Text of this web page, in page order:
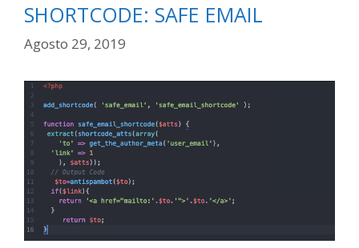
SHORTCODE: SAFE EMAIL
Agosto 29, 2019